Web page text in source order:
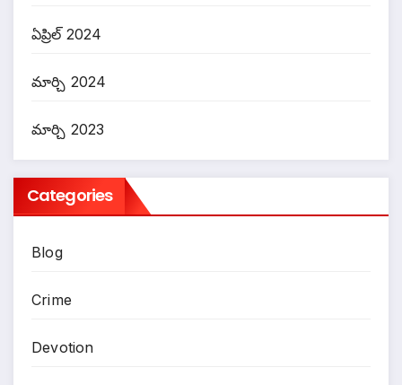
ఏప్రిల్ 2024
మార్చి 2024
మార్చి 2023
Categories
Blog
Crime
Devotion